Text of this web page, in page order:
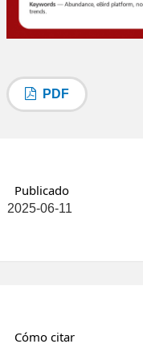
PDF
Publicado
2025-06-11
Cómo citar